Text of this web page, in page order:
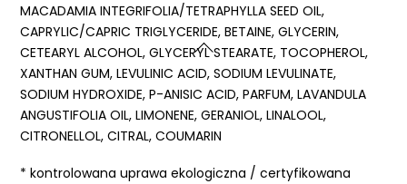
MACADAMIA INTEGRIFOLIA/TETRAPHYLLA SEED OIL,
CAPRYLIC/CAPRIC TRIGLYCERIDE, BETAINE, GLYCERIN,
CETEARYL ALCOHOL, GLYCERYL STEARATE, TOCOPHEROL,
XANTHAN GUM, LEVULINIC ACID, SODIUM LEVULINATE,
SODIUM HYDROXIDE, P-ANISIC ACID, PARFUM, LAVANDULA
ANGUSTIFOLIA OIL, LIMONENE, GERANIOL, LINALOOL,
CITRONELLOL, CITRAL, COUMARIN
* kontrolowana uprawa ekologiczna / certyfikowana